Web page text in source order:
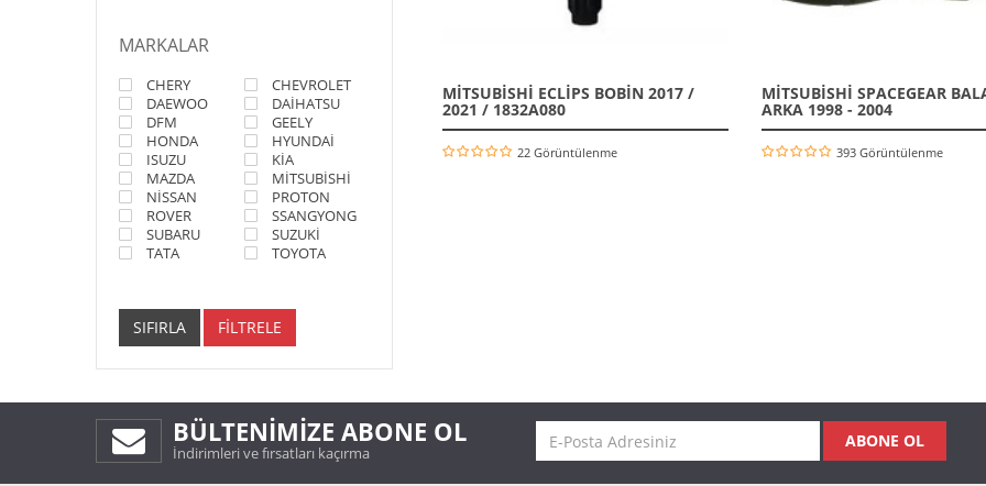
MARKALAR
CHERY
CHEVROLET
DAEWOO
DAİHATSU
DFM
GEELY
HONDA
HYUNDAİ
ISUZU
KİA
MAZDA
MİTSUBİSHİ
NİSSAN
PROTON
ROVER
SSANGYONG
SUBARU
SUZUKİ
TATA
TOYOTA
SIFIRLA FİLTRELE
MİTSUBİSHİ ECLİPS BOBİN 2017 /
2021 / 1832A080
22 Görüntülenme
MİTSUBİSHİ SPACEGEAR
ARKA 1998 - 2004
393 Görüntülenme
BÜLTENIMIZE ABONE OL
İndirimleri ve fırsatları kaçırma
ABONE OL